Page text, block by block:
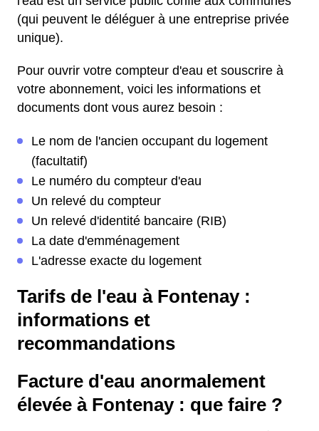
(qui peuvent le déléguer à une entreprise privée
unique).
Pour ouvrir votre compteur d'eau et souscrire à
votre abonnement, voici les informations et
documents dont vous aurez besoin :
Le nom de l'ancien occupant du logement
(facultatif)
Le numéro du compteur d'eau
Un relevé du compteur
Un relevé d'identité bancaire (RIB)
La date d'emménagement
L'adresse exacte du logement
Tarifs de l'eau à Fontenay :
informations et
recommandations
Facture d'eau anormalement
élevée à Fontenay : que faire ?